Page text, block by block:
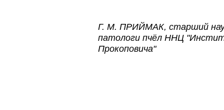
Г. М. ПРИЙМАК, старший
патологи пчёл ННЦ
Прокоповича"